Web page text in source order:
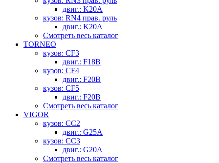
двиг.: K20A
кузов: RN4 прав. руль
двиг.: K20A
Смотреть весь каталог
TORNEO
кузов: CF3
двиг.: F18B
кузов: CF4
двиг.: F20B
кузов: CF5
двиг.: F20B
Смотреть весь каталог
VIGOR
кузов: CC2
двиг.: G25A
кузов: CC3
двиг.: G20A
Смотреть весь каталог